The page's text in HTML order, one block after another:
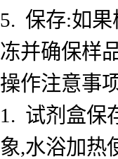
5. 保存:如果
冻并确保样
操作注意事
1. 试剂盒保
象,水浴加热